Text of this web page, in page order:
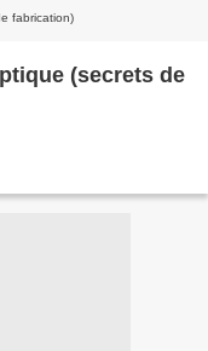
fabrication)
(secrets de